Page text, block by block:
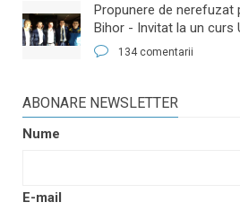
​Propunere de nerefuzat
Bihor - Invitat la un curs
134 comentarii
ABONARE NEWSLETTER
Nume
E-mail